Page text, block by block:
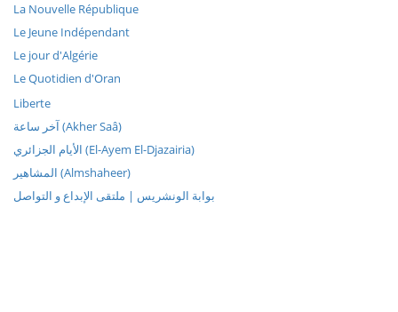
La Nouvelle République
Le Jeune Indépendant
Le jour d'Algérie
Le Quotidien d'Oran
Liberte
آخر ساعة (Akher Saâ)
الأيام الجزائري (El-Ayem El-Djazairia)
المشاهير (Almshaheer)
بوابة الونشريس | ملتقى الإبداع و التواصل